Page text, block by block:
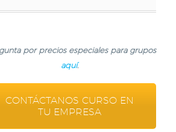
por precios especiales para grupos
aquí.
CONTÁCTANOS CURSO EN
TU EMPRESA